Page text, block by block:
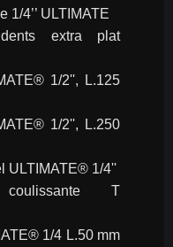
1/4’’ ULTIMATE
ULTIMATE® 1/4''